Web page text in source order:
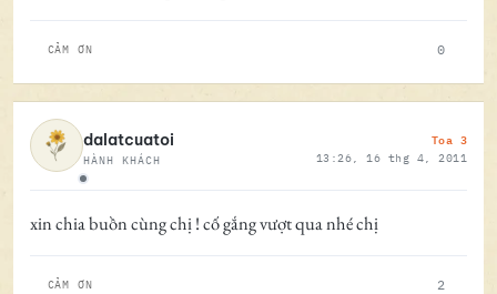
CẢM ƠN 0
Ngoại tuyến
dalatcuatoi
HÀNH KHÁCH
Toa 3
13:26, 16 thg 4, 2011
xin chia buồn cùng chị ! cố gắng vượt qua nhé chị
CẢM ƠN 2